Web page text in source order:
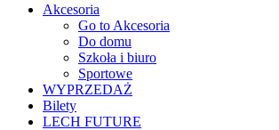
Akcesoria
Go to Akcesoria
Do domu
Szkoła i biuro
Sportowe
WYPRZEDAŻ
Bilety
LECH FUTURE